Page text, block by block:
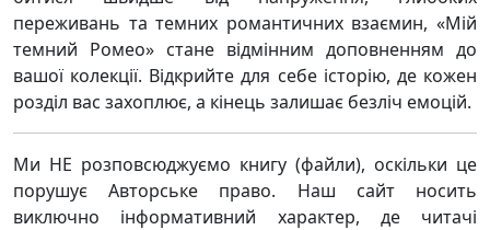
переживань та темних романтичних взаємин, «Мій
темний Ромео» стане відмінним доповненням до
вашої колекції. Відкрийте для себе історію, де кожен
розділ вас захоплює, а кінець залишає безліч емоцій.
Ми НЕ розповсюджуємо книгу (файли), оскільки це
порушує Авторське право. Наш сайт носить
виключно інформативний характер, де читачі